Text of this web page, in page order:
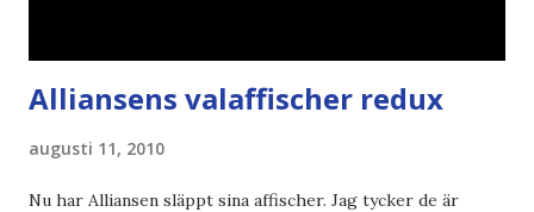
Alliansens valaffischer redux
augusti 11, 2010
Nu har Alliansen släppt sina affischer. Jag tycker de är